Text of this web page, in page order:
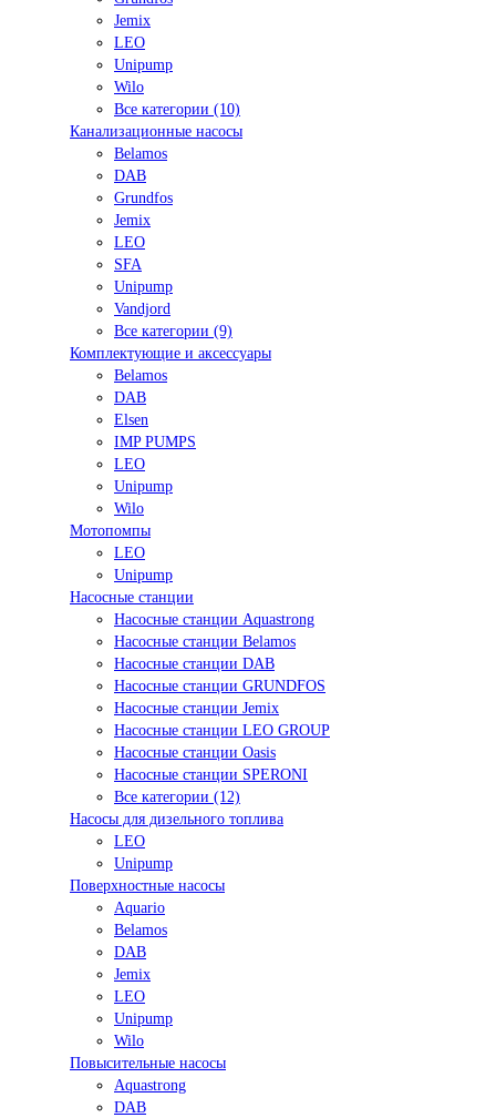
Jemix
LEO
Unipump
Wilo
Все категории (10)
Канализационные насосы
Belamos
DAB
Grundfos
Jemix
LEO
SFA
Unipump
Vandjord
Все категории (9)
Комплектующие и аксессуары
Belamos
DAB
Elsen
IMP PUMPS
LEO
Unipump
Wilo
Мотопомпы
LEO
Unipump
Насосные станции
Насосные станции Aquastrong
Насосные станции Belamos
Насосные станции DAB
Насосные станции GRUNDFOS
Насосные станции Jemix
Насосные станции LEO GROUP
Насосные станции Oasis
Насосные станции SPERONI
Все категории (12)
Насосы для дизельного топлива
LEO
Unipump
Поверхностные насосы
Aquario
Belamos
DAB
Jemix
LEO
Unipump
Wilo
Повысительные насосы
Aquastrong
DAB